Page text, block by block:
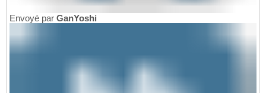
Envoyé par GanYoshi